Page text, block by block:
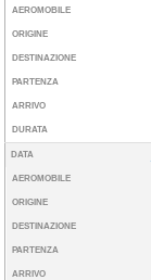
AEROMOBILE
ORIGINE
DESTINAZIONE
PARTENZA
ARRIVO
DURATA
DATA
AEROMOBILE
ORIGINE
DESTINAZIONE
PARTENZA
ARRIVO